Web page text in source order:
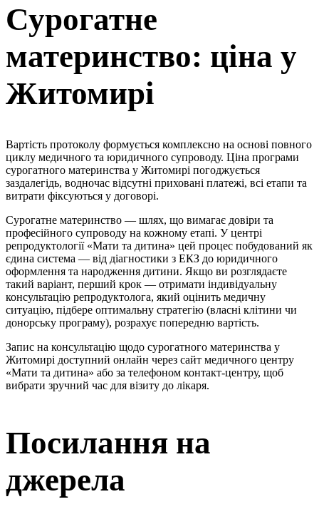
Сурогатне
материнство: ціна у
Житомирі
Вартість протоколу формується комплексно на основі повного
циклу медичного та юридичного супроводу. Ціна програми
сурогатного материнства у Житомирі погоджується
заздалегідь, водночас відсутні приховані платежі, всі етапи та
витрати фіксуються у договорі.
Сурогатне материнство — шлях, що вимагає довіри та
професійного супроводу на кожному етапі. У центрі
репродуктології «Мати та дитина» цей процес побудований як
єдина система — від діагностики з ЕКЗ до юридичного
оформлення та народження дитини. Якщо ви розглядаєте
такий варіант, перший крок — отримати індивідуальну
консультацію репродуктолога, який оцінить медичну
ситуацію, підбере оптимальну стратегію (власні клітини чи
донорську програму), розрахує попередню вартість.
Запис на консультацію щодо сурогатного материнства у
Житомирі доступний онлайн через сайт медичного центру
«Мати та дитина» або за телефоном контакт-центру, щоб
вибрати зручний час для візиту до лікаря.
Посилання на
джерела